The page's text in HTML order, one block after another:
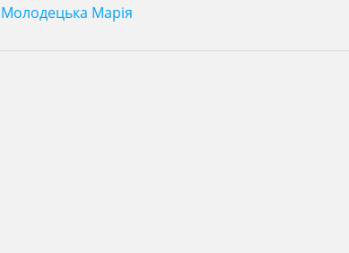
Молодецька Марія